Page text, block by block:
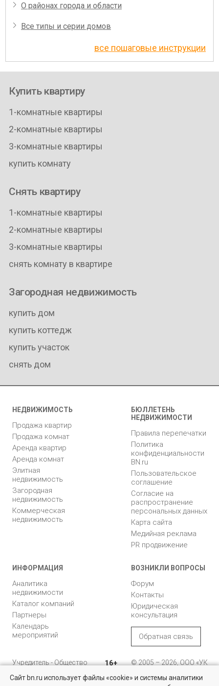
О районах города и области
Все типы и серии домов
все пошаговые инструкции
Купить квартиру
1-комнатные квартиры
2-комнатные квартиры
3-комнатные квартиры
купить комнату
Снять квартиру
1-комнатные квартиры
2-комнатные квартиры
3-комнатные квартиры
снять комнату в квартире
Загородная недвижимость
купить дом
купить коттедж
купить участок
снять дом
НЕДВИЖИМОСТЬ
Продажа квартир
Продажа комнат
Аренда квартир
Аренда комнат
Элитная
недвижимость
Загородная
недвижимость
Коммерческая
недвижимость
БЮЛЛЕТЕНЬ
НЕДВИЖИМОСТИ
Правила перепечатки
Политика
конфиденциальности
BN.ru
Пользовательское
соглашение
Согласие на
распространение
персональных данных
Карта сайта
Медийная реклама
PR продвижение
ИНФОРМАЦИЯ
Аналитика
недвижимости
Каталог компаний
Партнеры
Календарь
мероприятий
ВОЗНИКЛИ ВОПРОСЫ
Форум
Контакты
Юридическая
консультация
Обратная связь
Учредитель - Общество
ответственностью
16+
© 2005 – 2026, ООО «УК
Сайт bn.ru использует файлы «cookie» и системы аналитики